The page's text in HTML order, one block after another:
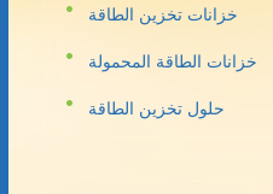
خزانات تخزين الطاقة
خزانات الطاقة المحمولة
حلول تخزين الطاقة